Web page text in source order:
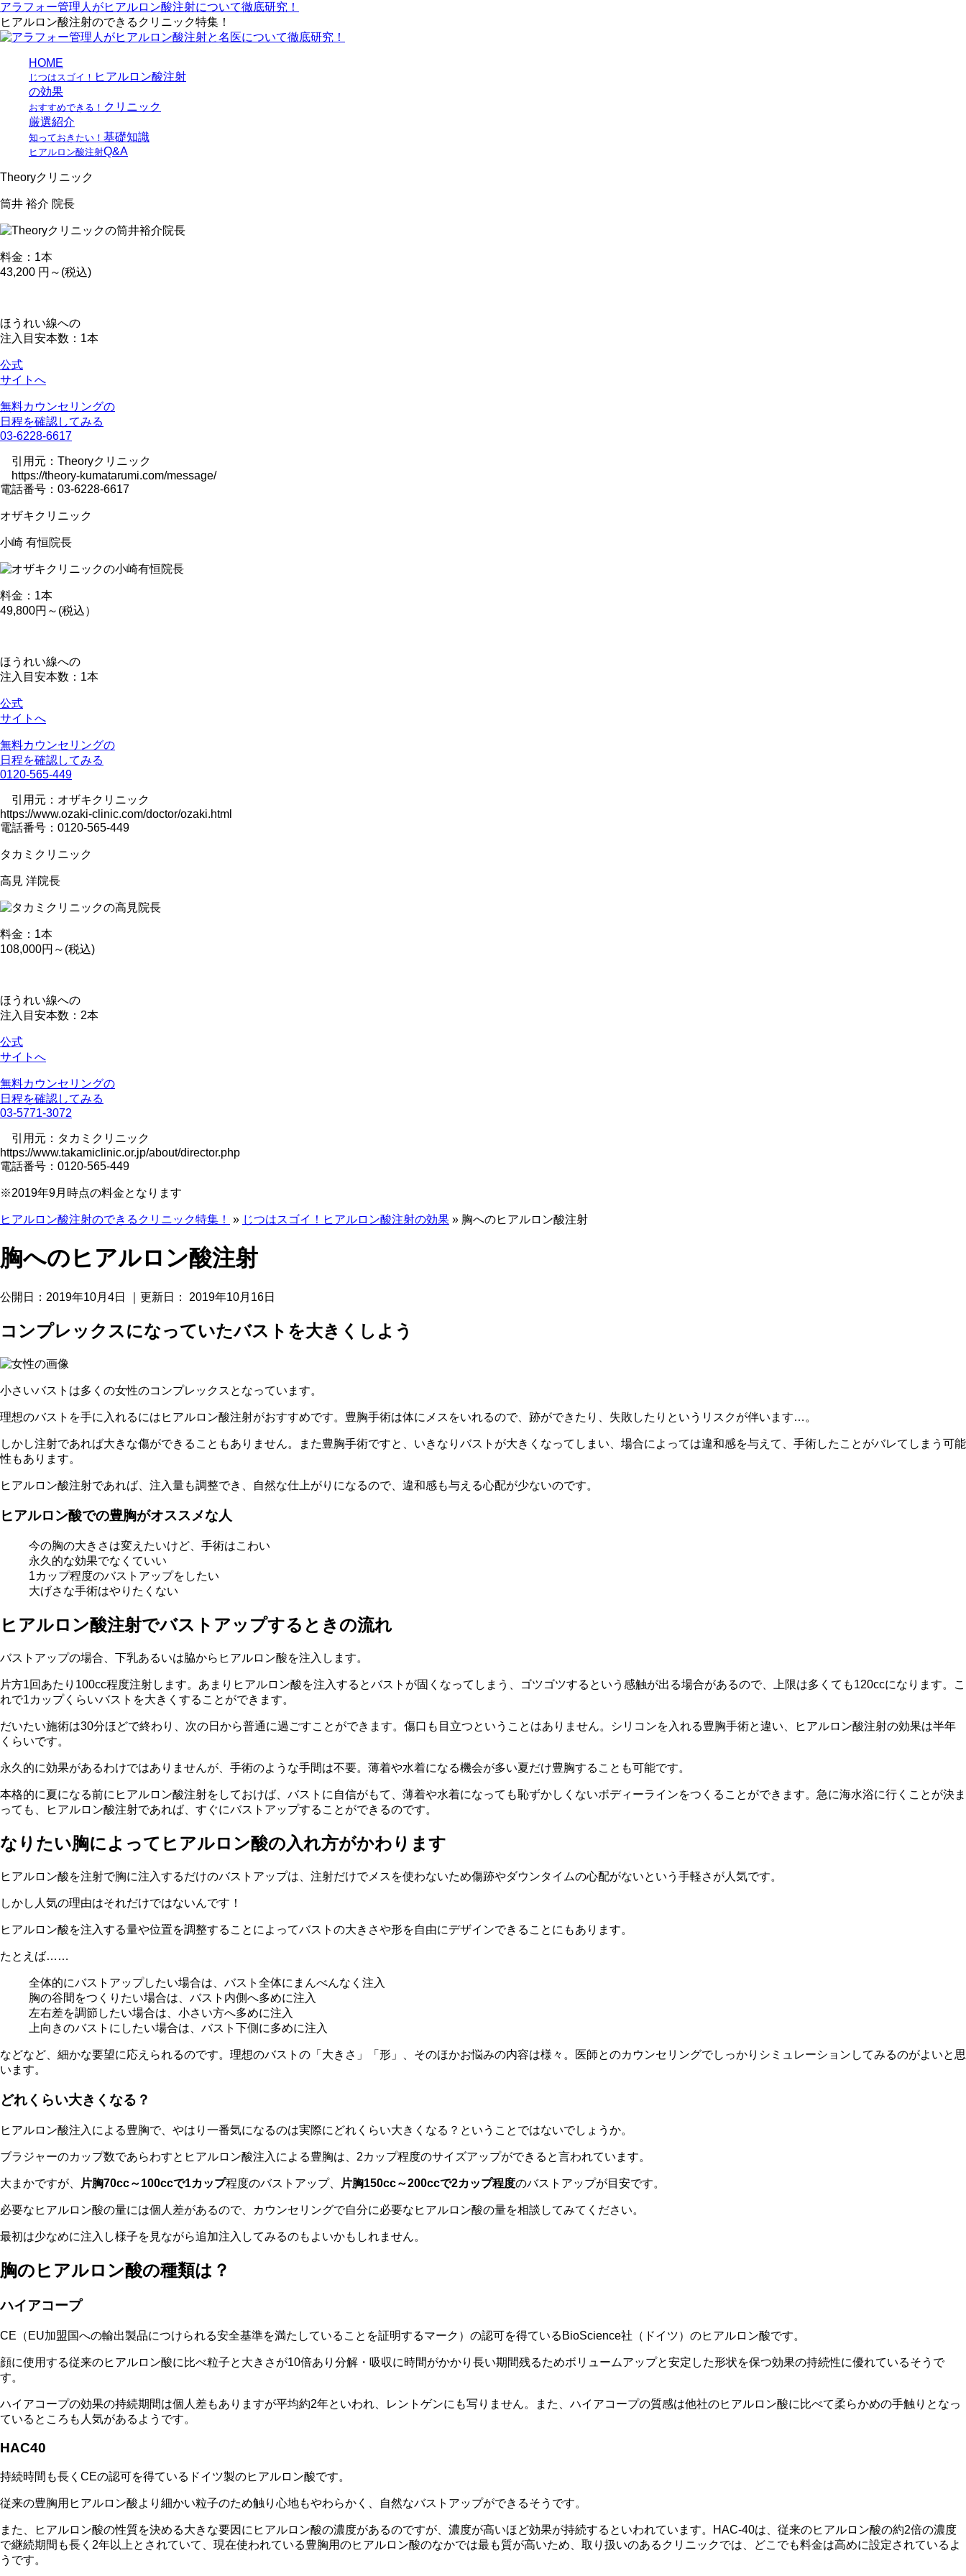
アラフォー管理人がヒアルロン酸注射について徹底研究！
ヒアルロン酸注射のできるクリニック特集！
HOME
じつはスゴイ！ ヒアルロン酸注射
の効果
おすすめできる！ クリニック
厳選紹介
知っておきたい！ 基礎知識
ヒアルロン酸注射Q&A
Theoryクリニック
筒井 裕介 院長
料金：1本
43,200 円～(税込)
ほうれい線への
注入目安本数：1本
公式
サイトへ
無料カウンセリングの
日程を確認してみる
03-6228-6617
引用元：Theoryクリニック
https://theory-kumatarumi.com/message/
電話番号：03-6228-6617
オザキクリニック
小崎 有恒院長
料金：1本
49,800円～(税込）
ほうれい線への
注入目安本数：1本
公式
サイトへ
無料カウンセリングの
日程を確認してみる
0120-565-449
引用元：オザキクリニック
https://www.ozaki-clinic.com/doctor/ozaki.html
電話番号：0120-565-449
タカミクリニック
高見 洋院長
料金：1本
108,000円～(税込)
ほうれい線への
注入目安本数：2本
公式
サイトへ
無料カウンセリングの
日程を確認してみる
03-5771-3072
引用元：タカミクリニック
https://www.takamiclinic.or.jp/about/director.php
電話番号：0120-565-449
※2019年9月時点の料金となります
ヒアルロン酸注射のできるクリニック特集！ » じつはスゴイ！ヒアルロン酸注射の効果 » 胸へのヒアルロン酸注射
胸へのヒアルロン酸注射
公開日： 2019年10月4日 ｜更新日： 2019年10月16日
コンプレックスになっていたバストを大きくしよう
小さいバストは多くの女性のコンプレックスとなっています。
理想のバストを手に入れるにはヒアルロン酸注射がおすすめです。豊胸手術は体にメスをいれるので、跡ができたり、失敗したりというリスクが伴います…。
しかし注射であれば大きな傷ができることもありません。また豊胸手術ですと、いきなりバストが大きくなってしまい、場合によっては違和感を与えて、手術したことがバレてしまう可能
性もあります。
ヒアルロン酸注射であれば、注入量も調整でき、自然な仕上がりになるので、違和感も与える心配が少ないのです。
ヒアルロン酸での豊胸がオススメな人
今の胸の大きさは変えたいけど、手術はこわい
永久的な効果でなくていい
1カップ程度のバストアップをしたい
大げさな手術はやりたくない
ヒアルロン酸注射でバストアップするときの流れ
バストアップの場合、下乳あるいは脇からヒアルロン酸を注入します。
片方1回あたり100cc程度注射します。あまりヒアルロン酸を注入するとバストが固くなってしまう、ゴツゴツするという感触が出る場合があるので、上限は多くても120ccになります。こ
れで1カップくらいバストを大きくすることができます。
だいたい施術は30分ほどで終わり、次の日から普通に過ごすことができます。傷口も目立つということはありません。シリコンを入れる豊胸手術と違い、ヒアルロン酸注射の効果は半年
くらいです。
永久的に効果があるわけではありませんが、手術のような手間は不要。薄着や水着になる機会が多い夏だけ豊胸することも可能です。
本格的に夏になる前にヒアルロン酸注射をしておけば、バストに自信がもて、薄着や水着になっても恥ずかしくないボディーラインをつくることができます。急に海水浴に行くことが決ま
っても、ヒアルロン酸注射であれば、すぐにバストアップすることができるのです。
なりたい胸によってヒアルロン酸の入れ方がかわります
ヒアルロン酸を注射で胸に注入するだけのバストアップは、注射だけでメスを使わないため傷跡やダウンタイムの心配がないという手軽さが人気です。
しかし人気の理由はそれだけではないんです！
ヒアルロン酸を注入する量や位置を調整することによってバストの大きさや形を自由にデザインできることにもあります。
たとえば……
全体的にバストアップしたい場合は、バスト全体にまんべんなく注入
胸の谷間をつくりたい場合は、バスト内側へ多めに注入
左右差を調節したい場合は、小さい方へ多めに注入
上向きのバストにしたい場合は、バスト下側に多めに注入
などなど、細かな要望に応えられるのです。理想のバストの「大きさ」「形」、そのほかお悩みの内容は様々。医師とのカウンセリングでしっかりシミュレーションしてみるのがよいと思
います。
どれくらい大きくなる？
ヒアルロン酸注入による豊胸で、やはり一番気になるのは実際にどれくらい大きくなる？ということではないでしょうか。
ブラジャーのカップ数であらわすとヒアルロン酸注入による豊胸は、2カップ程度のサイズアップができると言われています。
大まかですが、 片胸70cc～100ccで1カップ程度のバストアップ、 片胸150cc～200ccで2カップ程度のバストアップが目安です。
必要なヒアルロン酸の量には個人差があるので、カウンセリングで自分に必要なヒアルロン酸の量を相談してみてください。
最初は少なめに注入し様子を見ながら追加注入してみるのもよいかもしれません。
胸のヒアルロン酸の種類は？
ハイアコープ
CE（EU加盟国への輸出製品につけられる安全基準を満たしていることを証明するマーク）の認可を得ているBioScience社（ドイツ）のヒアルロン酸です。
顔に使用する従来のヒアルロン酸に比べ粒子と大きさが10倍あり分解・吸収に時間がかかり長い期間残るためボリュームアップと安定した形状を保つ効果の持続性に優れているそうで
す。
ハイアコープの効果の持続期間は個人差もありますが平均約2年といわれ、レントゲンにも写りません。また、ハイアコープの質感は他社のヒアルロン酸に比べて柔らかめの手触りとなっ
ているところも人気があるようです。
HAC40
持続時間も長くCEの認可を得ているドイツ製のヒアルロン酸です。
従来の豊胸用ヒアルロン酸より細かい粒子のため触り心地もやわらかく、自然なバストアップができるそうです。
また、ヒアルロン酸の性質を決める大きな要因にヒアルロン酸の濃度があるのですが、濃度が高いほど効果が持続するといわれています。HAC-40は、従来のヒアルロン酸の約2倍の濃度
で継続期間も長く2年以上とされていて、現在使われている豊胸用のヒアルロン酸のなかでは最も質が高いため、取り扱いのあるクリニックでは、どこでも料金は高めに設定されているよ
うです。